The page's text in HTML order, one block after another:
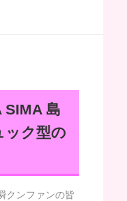
SIMA 島
ク型の
クンファンの皆